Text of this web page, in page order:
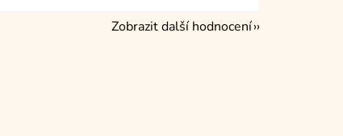
Zobrazit další hodnocení